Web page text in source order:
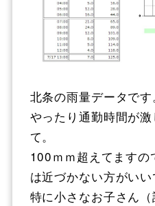
北条の雨量データです
やったり通勤時間が
て。
100ｍｍ超えてますの
は近づかない方がいい
特に小さなお子さん（